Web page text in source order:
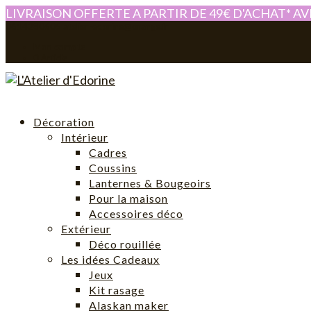
LIVRAISON OFFERTE A PARTIR DE 49€ D'ACHAT*
Décoration
Intérieur
Cadres
Coussins
Lanternes & Bougeoirs
Pour la maison
Accessoires déco
Extérieur
Déco rouillée
Les idées Cadeaux
Jeux
Kit rasage
Alaskan maker